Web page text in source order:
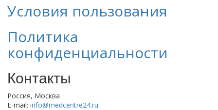
Условия пользования
Политика
конфиденциальности
Контакты
Россия, Москва
E-mail: info@medcentre24.ru